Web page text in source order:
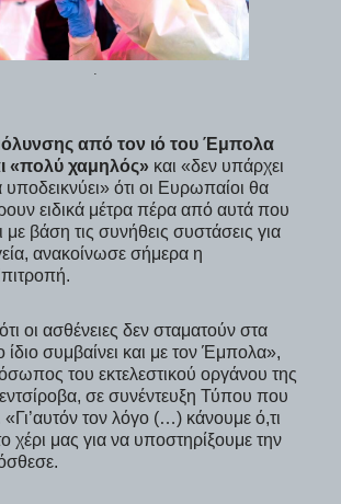
από τον ιό του Έμπολα
«πολύ χαμηλός» και «δεν υπάρχει
ότι οι Ευρωπαίοι θα
ειδικά μέτρα πέρα από αυτά που
βάση τις συνήθεις συστάσεις για
ανακοίνωσε σήμερα η
οι ασθένειες δεν σταματούν στα
ίδιο συμβαίνει και με τον Έμπολα»,
του εκτελεστικού οργάνου της
σε συνέντευξη Τύπου που
τον λόγο (…) κάνουμε ό,τι
χέρι μας για να υποστηρίξουμε την